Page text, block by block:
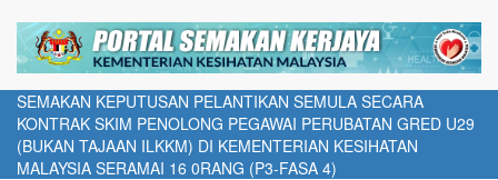
SEMAKAN KEPUTUSAN PELANTIKAN SEMULA SECARA
KONTRAK SKIM PENOLONG PEGAWAI PERUBATAN GRED U29
(BUKAN TAJAAN ILKKM) DI KEMENTERIAN KESIHATAN
MALAYSIA SERAMAI 16 0RANG (P3-FASA 4)